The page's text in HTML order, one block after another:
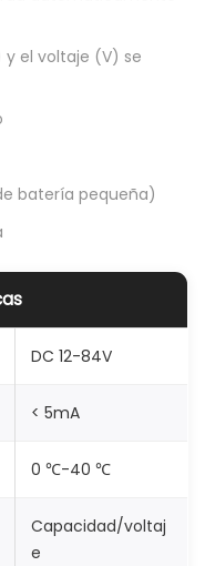
y el voltaje (V) se
batería pequeña)
DC 12-84V
< 5mA
0 ℃-40 ℃
Capacidad/voltaj
e